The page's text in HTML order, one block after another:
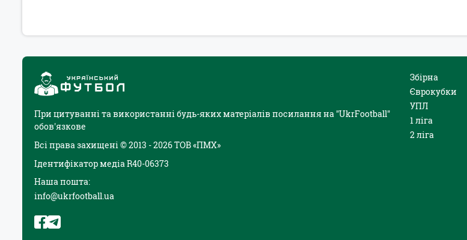
При цитуванні та використанні будь-яких матеріалів посилання на "UkrFootball"
обов'язкове
Всі права захищені © 2013 - 2026 ТОВ «ПМХ»
Ідентифікатор медіа R40-06373
Наша пошта:
info@ukrfootball.ua
Збірна
Єврокубки
УПЛ
1 ліга
2 ліга